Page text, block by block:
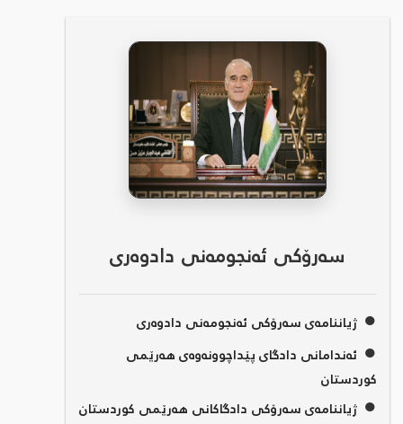
سەرۆکی ئەنجومەنی دادوەری
●ژیاننامەی سەرۆکی ئەنجومەنی دادوەری
● ئەندامانی دادگای پێداچوونەوەی هەرێمی
کوردستان
●ژیاننامەی سەرۆکی دادگاکانی هەرێمی کوردستان